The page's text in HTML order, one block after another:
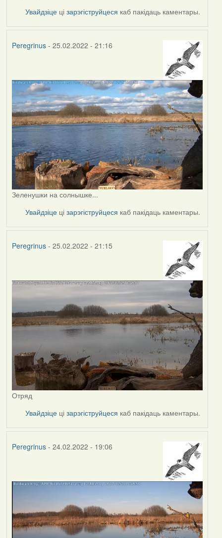
Увайдзіце цізарэгіструйцеся каб пакідаць каментары.
Peregrinus- 25.02.2022 - 21:16
Зеленушки на солнышке...
Увайдзіце цізарэгіструйцеся каб пакідаць каментары.
Peregrinus- 25.02.2022 - 21:15
Отряд
Увайдзіце цізарэгіструйцеся каб пакідаць каментары.
Peregrinus- 24.02.2022 - 19:06